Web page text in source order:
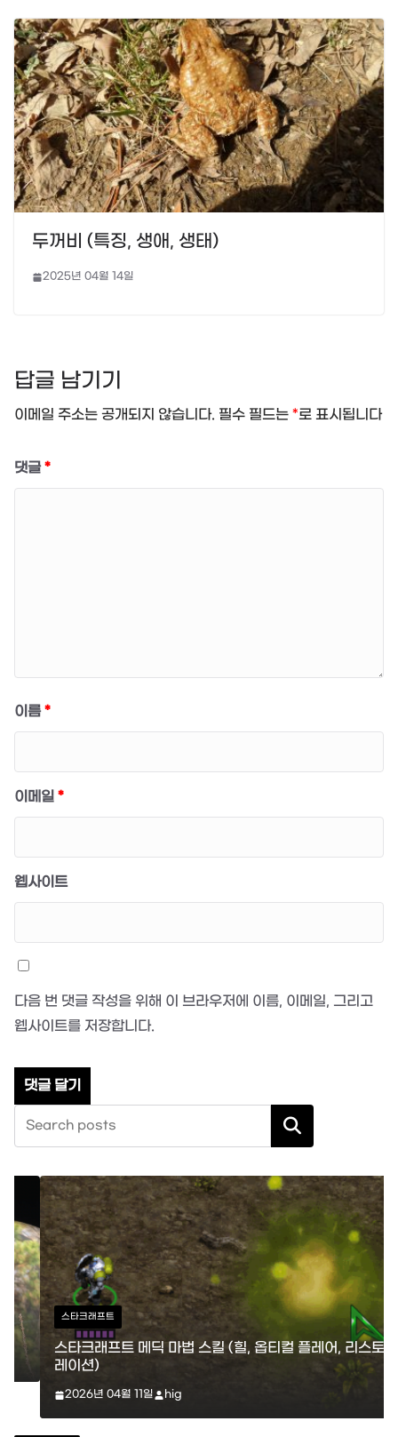
두꺼비 (특징, 생애, 생태)
2025년 04월 14일
답글 남기기
이메일 주소는 공개되지 않습니다. 필수 필드는 *로 표시됩니다
댓글*
이름*
이메일 *
웹사이트
다음 번 댓글 작성을 위해 이 브라우저에 이름, 이메일, 그리고
웹사이트를 저장합니다.
검색
스타크래프트
스타크래프트 메딕 마법 스킬 (힐, 옵티컬 플레어, 리스토
레이션)
2026년 04월 11일 hig